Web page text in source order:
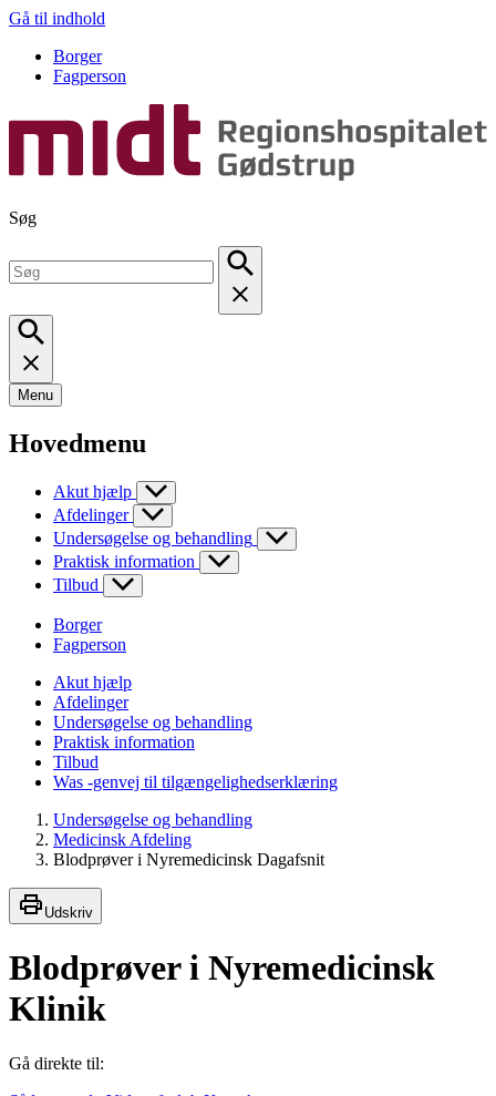
Gå til indhold
Borger
Fagperson
Søg
Menu
Hovedmenu
Akut hjælp
Afdelinger
Undersøgelse og behandling
Praktisk information
Tilbud
Borger
Fagperson
Akut hjælp
Afdelinger
Undersøgelse og behandling
Praktisk information
Tilbud
Was -genvej til tilgængelighedserklæring
Undersøgelse og behandling
Medicinsk Afdeling
Blodprøver i Nyremedicinsk Dagafsnit
Udskriv
Blodprøver i Nyremedicinsk
Klinik
Gå direkte til: